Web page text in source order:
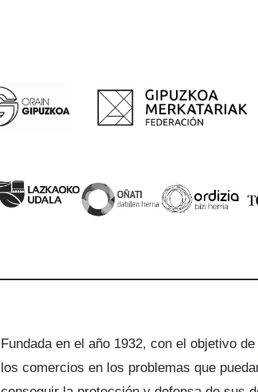
Fundada en el año 1932, con el objetivo
los comercios en los problemas que